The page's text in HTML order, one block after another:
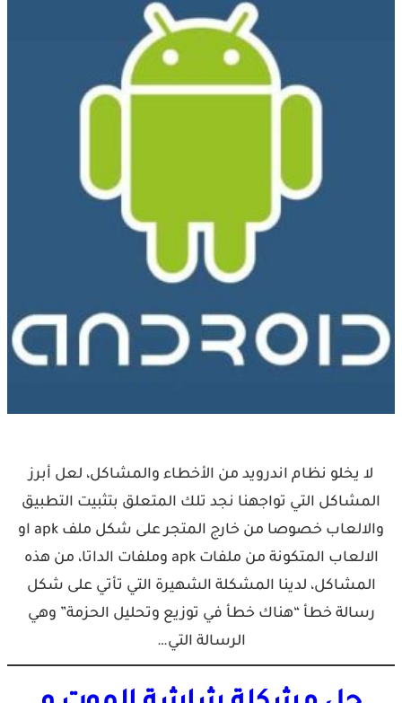
لا يخلو نظام اندرويد من الأخطاء والمشاكل، لعل أبرز
المشاكل التي تواجهنا نجد تلك المتعلق بتثبيت التطبيق
والالعاب خصوصا من خارج المتجر على شكل ملف apk او
الالعاب المتكونة من ملفات apk وملفات الداتا، من هذه
المشاكل، لدينا المشكلة الشهيرة التي تأتي على شكل
رسالة خطأ “هناك خطأ في توزيع وتحليل الحزمة” وهي
الرسالة التي…